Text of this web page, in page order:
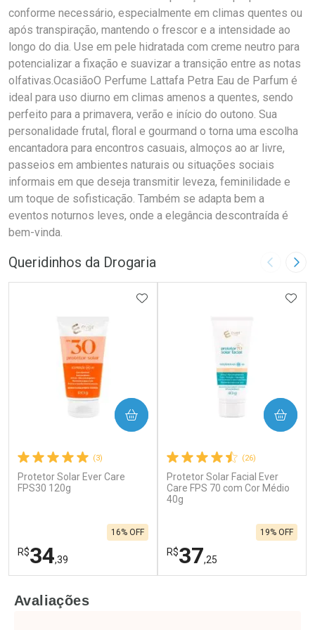
conforme necessário, especialmente em climas quentes ou
após transpiração, mantendo o frescor e a intensidade ao
longo do dia. Use em pele hidratada com creme neutro para
potencializar a fixação e suavizar a transição entre as notas
olfativas.OcasiãoO Perfume Lattafa Petra Eau de Parfum é
ideal para uso diurno em climas amenos a quentes, sendo
perfeito para a primavera, verão e início do outono. Sua
personalidade frutal, floral e gourmand o torna uma escolha
encantadora para encontros casuais, almoços ao ar livre,
passeios em ambientes naturais ou situações sociais
informais em que deseja transmitir leveza, feminilidade e
um toque de sofisticação. Também se adapta bem a
eventos noturnos leves, onde a elegância descontraída é
bem-vinda.
Queridinhos da Drogaria Imagem
(3)
Protetor Solar Ever Care
FPS30 120g
R$34,39
16% OFF
ADICIONAR AOS FAVORITOS
COMPRAR
(26)
Protetor Solar Facial Ever
Care FPS 70 com Cor Médio
40g
R$37,25
19% OFF
COMPRAR
Avaliações